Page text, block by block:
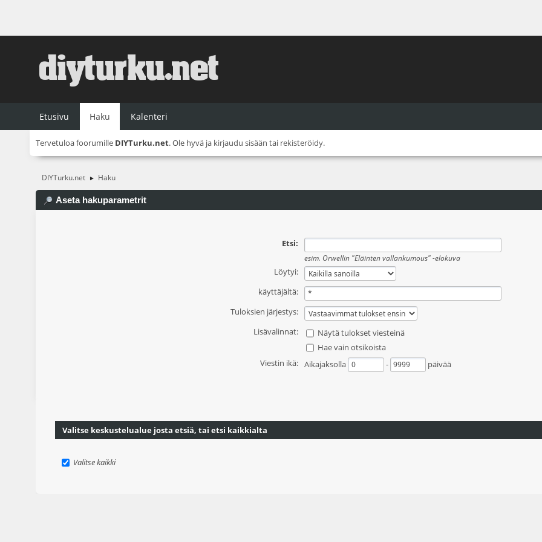
Etusivu Haku Kalenteri
Tervetuloa foorumille DIYTurku.net. Ole hyvä ja kirjaudu sisään tai rekisteröidy.
DIYTurku.net ► Haku
Aseta hakuparametrit
Etsi:
esim. Orwellin "Eläinten vallankumous" -elokuva
Löytyi:
käyttäjältä:
Tuloksien järjestys:
Lisävalinnat:
Näytä tulokset viesteinä
Hae vain otsikoista
Viestin ikä: Aikajaksolla - päivää
Valitse keskustelualue josta etsiä, tai etsi kaikkialta
Valitse kaikki